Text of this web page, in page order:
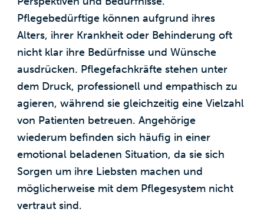
Pflegebedürftige können aufgrund ihres
Alters, ihrer Krankheit oder Behinderung oft
nicht klar ihre Bedürfnisse und Wünsche
ausdrücken. Pflegefachkräfte stehen unter
dem Druck, professionell und empathisch zu
agieren, während sie gleichzeitig eine Vielzahl
von Patienten betreuen. Angehörige
wiederum befinden sich häufig in einer
emotional beladenen Situation, da sie sich
Sorgen um ihre Liebsten machen und
möglicherweise mit dem Pflegesystem nicht
vertraut sind.